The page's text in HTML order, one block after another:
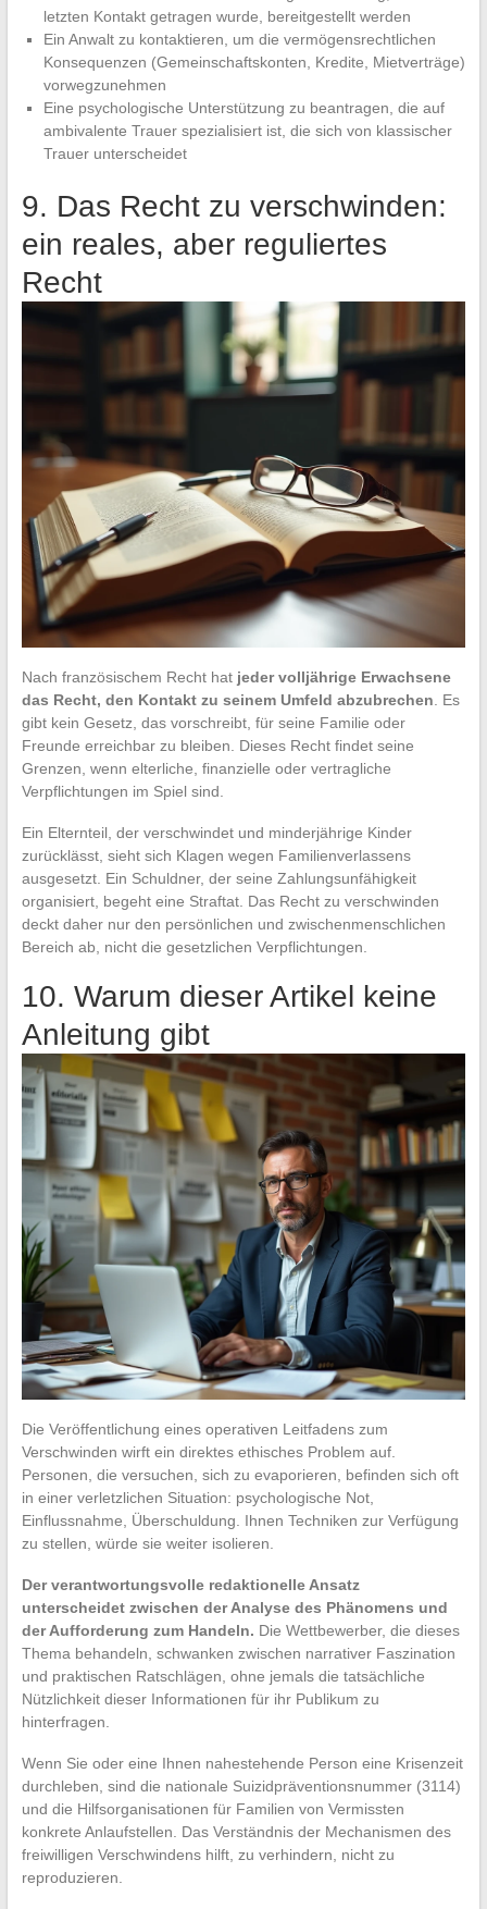
letzten Kontakt getragen wurde, bereitgestellt werden
Ein Anwalt zu kontaktieren, um die vermögensrechtlichen
Konsequenzen (Gemeinschaftskonten, Kredite, Mietverträge)
vorwegzunehmen
Eine psychologische Unterstützung zu beantragen, die auf
ambivalente Trauer spezialisiert ist, die sich von klassischer
Trauer unterscheidet
9. Das Recht zu verschwinden:
ein reales, aber reguliertes
Recht
Nach französischem Recht hat jeder volljährige Erwachsene
das Recht, den Kontakt zu seinem Umfeld abzubrechen . Es
gibt kein Gesetz, das vorschreibt, für seine Familie oder
Freunde erreichbar zu bleiben. Dieses Recht findet seine
Grenzen, wenn elterliche, finanzielle oder vertragliche
Verpflichtungen im Spiel sind.
Ein Elternteil, der verschwindet und minderjährige Kinder
zurücklässt, sieht sich Klagen wegen Familienverlassens
ausgesetzt. Ein Schuldner, der seine Zahlungsunfähigkeit
organisiert, begeht eine Straftat. Das Recht zu verschwinden
deckt daher nur den persönlichen und zwischenmenschlichen
Bereich ab, nicht die gesetzlichen Verpflichtungen.
10. Warum dieser Artikel keine
Anleitung gibt
Die Veröffentlichung eines operativen Leitfadens zum
Verschwinden wirft ein direktes ethisches Problem auf.
Personen, die versuchen, sich zu evaporieren, befinden sich oft
in einer verletzlichen Situation: psychologische Not,
Einflussnahme, Überschuldung. Ihnen Techniken zur Verfügung
zu stellen, würde sie weiter isolieren.
Der verantwortungsvolle redaktionelle Ansatz
unterscheidet zwischen der Analyse des Phänomens und
der Aufforderung zum Handeln. Die Wettbewerber, die dieses
Thema behandeln, schwanken zwischen narrativer Faszination
und praktischen Ratschlägen, ohne jemals die tatsächliche
Nützlichkeit dieser Informationen für ihr Publikum zu
hinterfragen.
Wenn Sie oder eine Ihnen nahestehende Person eine Krisenzeit
durchleben, sind die nationale Suizidpräventionsnummer (3114)
und die Hilfsorganisationen für Familien von Vermissten
konkrete Anlaufstellen. Das Verständnis der Mechanismen des
freiwilligen Verschwindens hilft, zu verhindern, nicht zu
reproduzieren.